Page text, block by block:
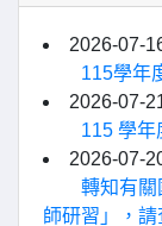
2026-07-
115學年
2026-07-
115 學年
2026-07-
轉知有
師研習」，請